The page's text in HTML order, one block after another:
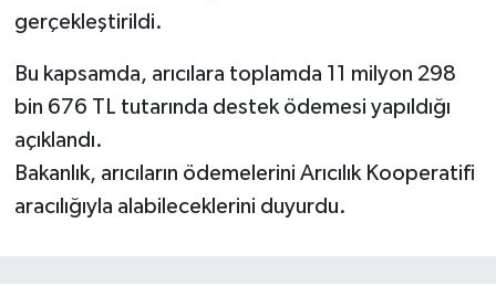
gerçekleştirildi.
Bu kapsamda, arıcılara toplamda 11 milyon 298
bin 676 TL tutarında destek ödemesi yapıldığı
açıklandı.
Bakanlık, arıcıların ödemelerini Arıcılık Kooperatifi
aracılığıyla alabileceklerini duyurdu.